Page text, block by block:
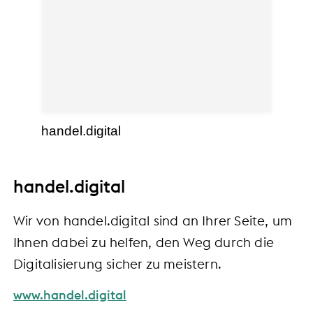
handel.digital
handel.digital
Wir von handel.digital sind an Ihrer Seite, um
Ihnen dabei zu helfen, den Weg durch die
Digitalisierung sicher zu meistern.
www.handel.digital